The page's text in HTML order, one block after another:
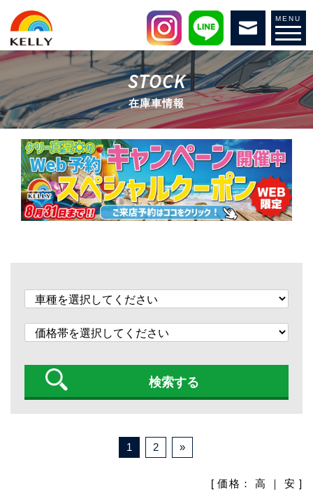
MENU
STOCK
在庫車情報
1 2 »
[ 価格： 高 ｜ 安 ]